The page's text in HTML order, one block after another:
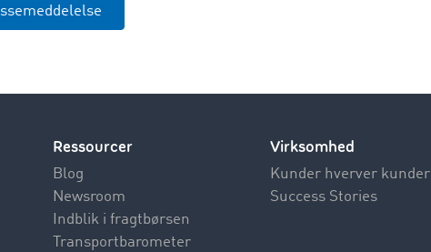
Ressourcer
Blog
Newsroom
Indblik i fragtbørsen
Transportbarometer
Virksomhed
Kunder hverver kunder
Success Stories